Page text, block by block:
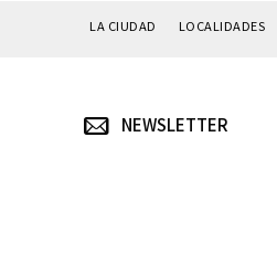
LA CIUDAD LOCALIDADES
NEWSLETTER